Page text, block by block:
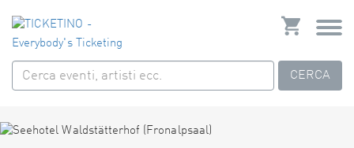
CERCA